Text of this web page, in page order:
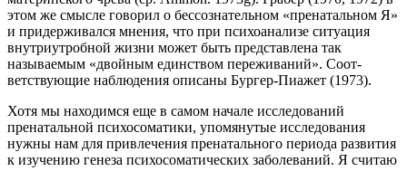
этом же смысле говорил о бессознательном «пренатальном Я»
и придер­живался мнения, что при психоанализе ситуация
внутриутробной жизни может быть представлена так
называемым «двойным единством переживаний». Соот­
ветствующие наблюдения описаны Бургер-Пиажет (1973).
Хотя мы находимся еще в самом начале исследований
пренатальной пси­хосоматики, упомянутые исследования
нужны нам для привлечения пренатального периода развития
к изучению генеза психосоматических заболеваний. Я считаю